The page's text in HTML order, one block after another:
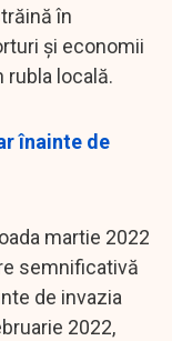
în
și economii
rubla locală.
înainte de
martie 2022
semnificativă
de invazia
2022,